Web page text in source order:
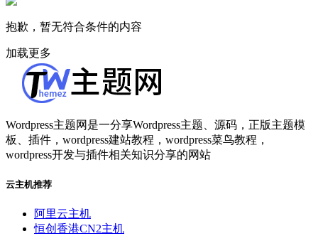
抱歉，暂无符合条件的内容
加载更多
Wordpress主题网是一分享Wordpress主题、源码，正版主题模
板、插件，wordpress建站教程，wordpress菜鸟教程，
wordpress开发与插件相关知识分享的网站
云主机推荐
阿里云主机
恒创香港CN2主机